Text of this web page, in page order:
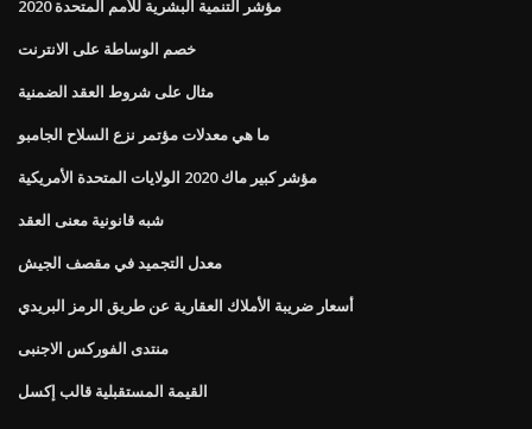
مؤشر التنمية البشرية للأمم المتحدة 2020
خصم الوساطة على الانترنت
مثال على شروط العقد الضمنية
ما هي معدلات مؤتمر نزع السلاح الجامبو
مؤشر كبير ماك 2020 الولايات المتحدة الأمريكية
شبه قانونية معنى العقد
معدل التجميد في مقصف الجيش
أسعار ضريبة الأملاك العقارية عن طريق الرمز البريدي
منتدى الفوركس الاجنبى
القيمة المستقبلية قالب إكسل